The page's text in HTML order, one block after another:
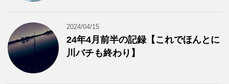
2024/04/15
24年4月前半の記録【これでほんとに
川バチも終わり】